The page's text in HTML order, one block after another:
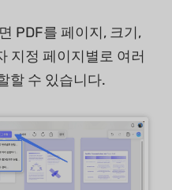
PDF를 페이지, 크기,
지정 페이지별로 여러
할 수 있습니다.